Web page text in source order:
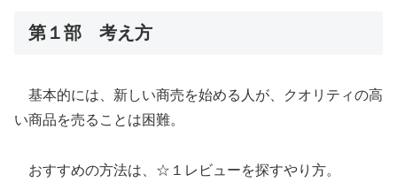
第１部 考え方
基本的には、新しい商売を始める人が、クオリティの高
い商品を売ることは困難。
おすすめの方法は、☆１レビューを探すやり方。